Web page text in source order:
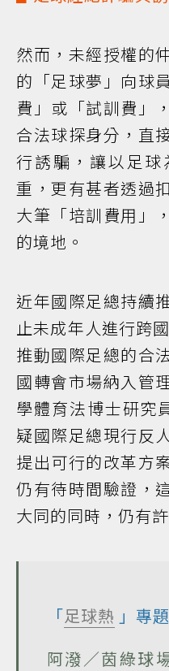
然而，未經授權的
的「足球夢」向球
費」或「試訓費」
合法球探身分，直
行誘騙，讓以足
重，更有甚者透過
大筆「培訓費用」
的境地。
近年國際足總持續
止未成年人進行跨
推動國際足總的合
國轉會市場納入管
學體育法博士研究
疑國際足總現行反
提出可行的改革方
仍有待時間驗證，
大同的同時，仍有
「足球熱 」專
阿潑／茵綠球